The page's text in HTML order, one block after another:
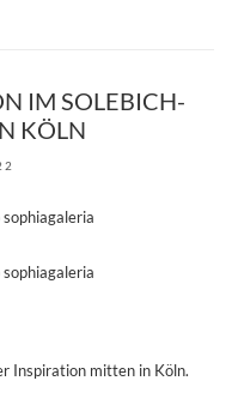
IM SOLEBICH-
KÖLN
Inspiration mitten in Köln.